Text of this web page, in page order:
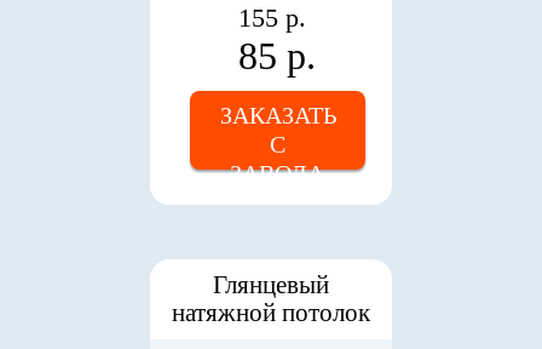
155 р.
85 р.
ЗАКАЗАТЬ
С
ЗАВОДА
Глянцевый
натяжной потолок